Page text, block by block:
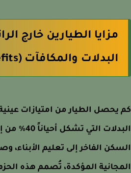
مزايا الطيارين خارج
البدلات والمكافآت (travel benefits)
يحصل الطيار من امتيازات عينية؟
البدلات التي
الفاخر إلى تعليم الأبناء،
المؤكدة، تُصمم هذه الحزم